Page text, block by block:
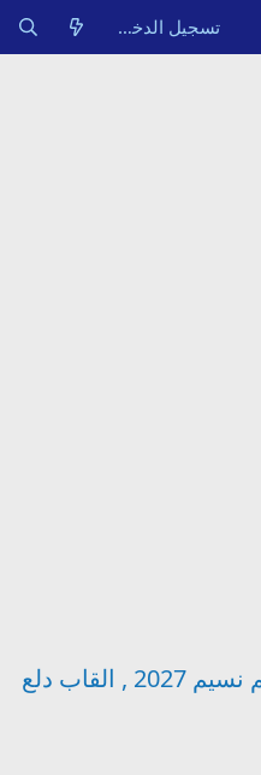
تسجيل الدخول
دلع اسم نسيم , زخرفة لاسم نسيم 2027 , القاب دلع